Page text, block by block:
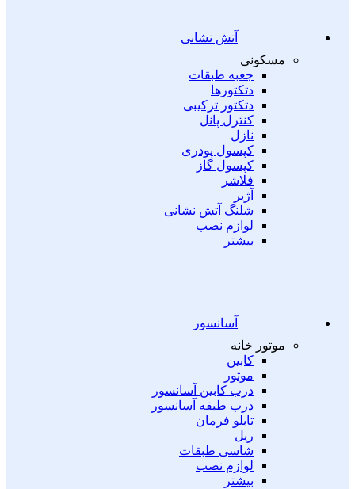
آتش نشانی
مسکونی
جعبه طبقات
دتکتورها
دتکتور ترکیبی
کنترل پانل
نازل
کپسول پودری
کپسول گاز
فلاشر
آژیر
شلنگ آتش نشانی
لوازم نصب
بیشتر
آسانسور
موتور خانه
کابین
موتور
درب کابین آسانسور
درب طبقه آسانسور
تابلو فرمان
ریل
شاسی طبقات
لوازم نصب
بیشتر